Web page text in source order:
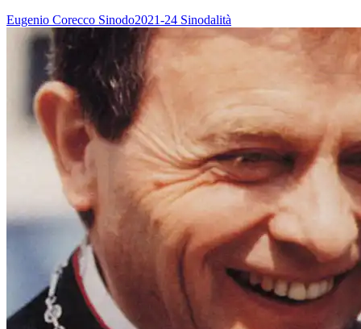
Eugenio Corecco Sinodo2021-24 Sinodalità